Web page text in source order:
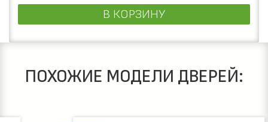
В КОРЗИНУ
ПОХОЖИЕ МОДЕЛИ ДВЕРЕЙ: